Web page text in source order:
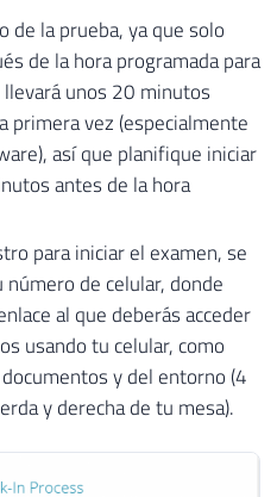
de la prueba, ya que solo
de la hora programada para
unos 20 minutos
primera vez (especialmente
así que planifique iniciar
antes de la hora
para iniciar el examen, se
de celular, donde
al que deberás acceder
usando tu celular, como
y del entorno (4
y derecha de tu mesa).